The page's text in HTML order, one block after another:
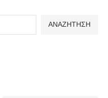
ΑΝΑΖΗΤΗΣΗ